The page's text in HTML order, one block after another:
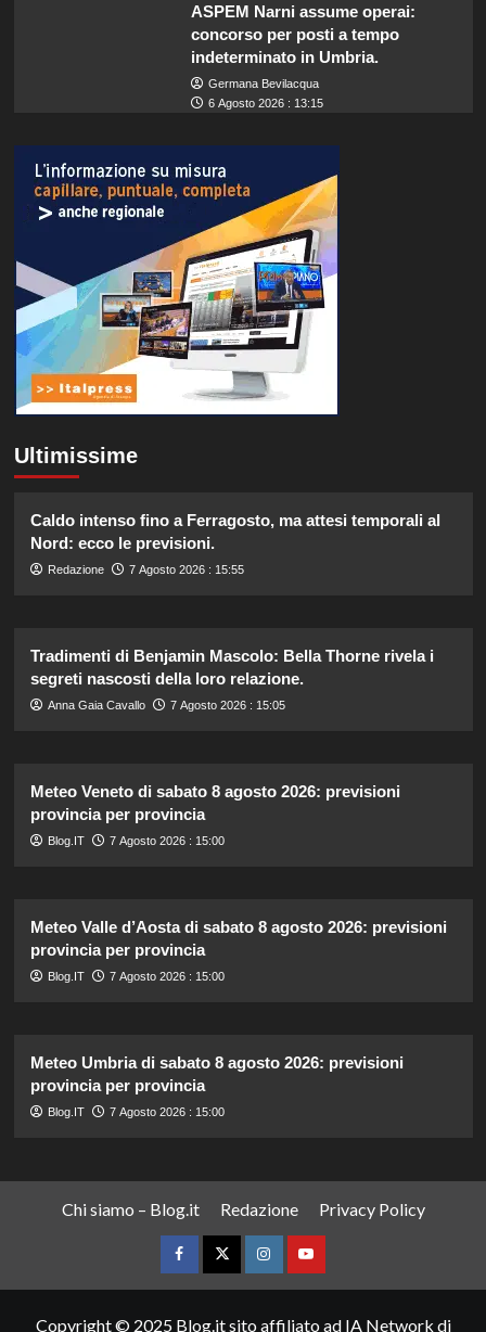
ASPEM Narni assume operai:
concorso per posti a tempo
indeterminato in Umbria.
Germana Bevilacqua
6 Agosto 2026 : 13:15
Ultimissime
Caldo intenso fino a Ferragosto, ma attesi temporali al
Nord: ecco le previsioni.
Redazione 7 Agosto 2026 : 15:55
Tradimenti di Benjamin Mascolo: Bella Thorne rivela i
segreti nascosti della loro relazione.
Anna Gaia Cavallo 7 Agosto 2026 : 15:05
Meteo Veneto di sabato 8 agosto 2026: previsioni
provincia per provincia
Blog.IT 7 Agosto 2026 : 15:00
Meteo Valle d’Aosta di sabato 8 agosto 2026: previsioni
provincia per provincia
Blog.IT 7 Agosto 2026 : 15:00
Meteo Umbria di sabato 8 agosto 2026: previsioni
provincia per provincia
Blog.IT 7 Agosto 2026 : 15:00
Chi siamo – Blog.it Redazione Privacy Policy
FacebookTwitterInstagramYouTube
Copyright © 2025 Blog.it sito affiliato ad IA Network di